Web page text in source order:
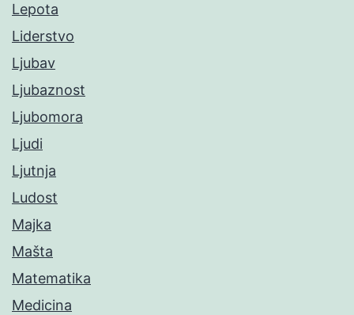
Lepota
Liderstvo
Ljubav
Ljubaznost
Ljubomora
Ljudi
Ljutnja
Ludost
Majka
Mašta
Matematika
Medicina